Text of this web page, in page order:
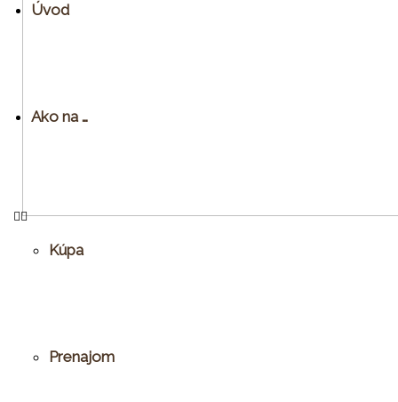
Úvod
Ako na …
Kúpa
Prenajom